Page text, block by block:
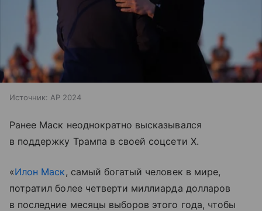
Источник: AP 2024
Ранее Маск неоднократно высказывался
в поддержку Трампа в своей соцсети X.
«Илон Маск , самый богатый человек в мире,
потратил более четверти миллиарда долларов
в последние месяцы выборов этого года, чтобы